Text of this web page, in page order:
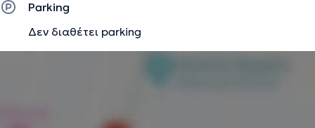
Parking
Δεν διαθέτει parking